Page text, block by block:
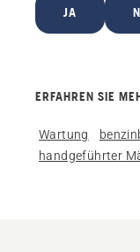
JA
ERFAHREN SIE
Wartung
handgeführter